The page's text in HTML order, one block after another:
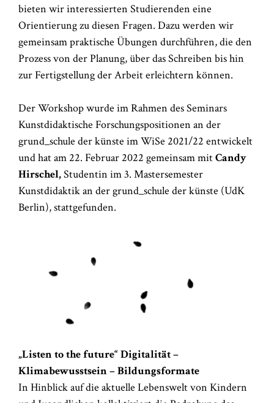
bieten wir interessierten Studierenden eine
Orientierung zu diesen Fragen. Dazu werden wir
gemeinsam praktische Übungen durchführen, die den
Prozess von der Planung, über das Schreiben bis hin
zur Fertigstellung der Arbeit erleichtern können.
Der Workshop wurde im Rahmen des Seminars
Kunstdidaktische Forschungspositionen an der
grund_schule der künste im WiSe 2021/22 entwickelt
und hat am 22. Februar 2022 gemeinsam mitCandy
Hirschel,Studentin im 3. Mastersemester
Kunstdidaktik an der grund_schule der künste (UdK
Berlin), stattgefunden.
„Listen to the future“ Digitalität –
Klimabewusstsein – Bildungsformate
In Hinblick auf die aktuelle Lebenswelt von Kindern